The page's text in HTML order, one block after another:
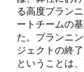
る高度プラン
ートチームの
た。プランニ
ジェクトの終
ということは